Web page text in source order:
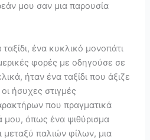
μου σαν μια παρουσία
ένα κυκλικό μονοπάτι
φορές με οδηγούσε σε
ήταν ένα ταξίδι που άξιζε
ήσυχες στιγμές
που πραγματικά
μου, όπως ένα ψιθύρισμα
μεταξύ παλιών φίλων, μια